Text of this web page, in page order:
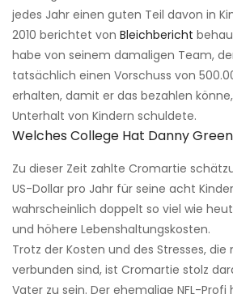
jedes Jahr einen guten Teil davon in
2010 berichtet von Bleichbericht
habe von seinem damaligen Team,
tatsächlich einen Vorschuss von
erhalten, damit er das bezahlen
Unterhalt von Kindern schuldete.
Welches College Hat Danny
Zu dieser Zeit zahlte Cromartie
US-Dollar pro Jahr für seine acht
wahrscheinlich doppelt so viel wie
und höhere Lebenshaltungskosten.
Trotz der Kosten und des Stresses, die
verbunden sind, ist Cromartie stolz
Vater zu sein. Der ehemalige NFL-